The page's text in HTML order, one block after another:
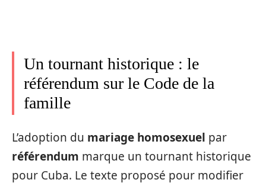
Un tournant historique : le
référendum sur le Code de la
famille
L’adoption du mariage homosexuel par
référendum marque un tournant historique
pour Cuba. Le texte proposé pour modifier